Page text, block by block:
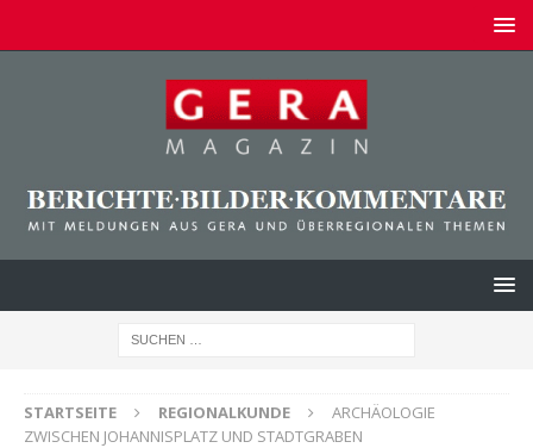
STARTSEITE REGIONALKUNDE
ARCHÄOLOGIE
ZWISCHEN JOHANNISPLATZ UND STADTGRABEN